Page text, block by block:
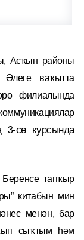
Асҡын районы
ваҡытта
филиалында
3-сөкурсында
Беренсе тапҡыр
китабын мин
менән, бар
сыҡтым һәм